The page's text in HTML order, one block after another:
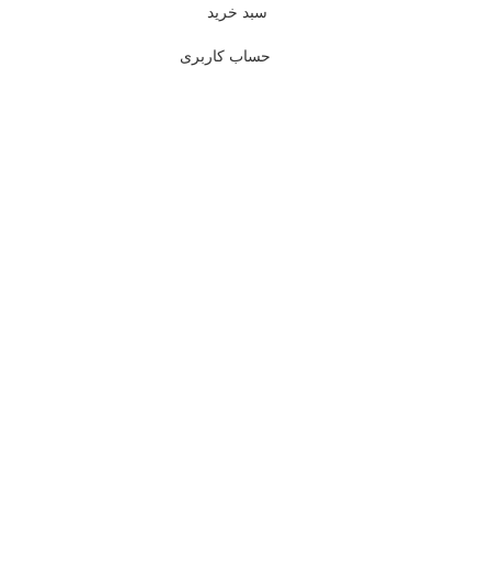
سبد خرید
حساب کاربری